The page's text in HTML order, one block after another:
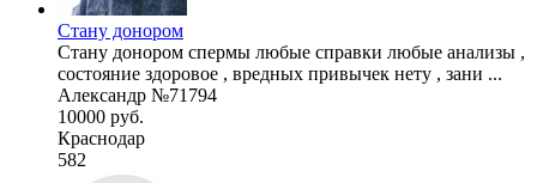
Стану донором
Стану донором спермы любые справки любые анализы ,
состояние здоровое , вредных привычек нету , зани ...
Александр №71794
10000 руб.
Краснодар
582